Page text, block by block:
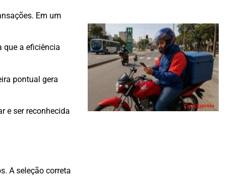
Em um
que a eficiência
pontual gera
e ser reconhecida
A seleção correta